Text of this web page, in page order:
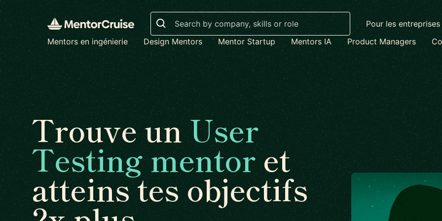
Search
Pour les entreprises
Mentors en ingénierie
Design Mentors Mentor Startup Mentors IA Product Managers
Trouve unUser
Testing mentoret
atteins tes objectifs